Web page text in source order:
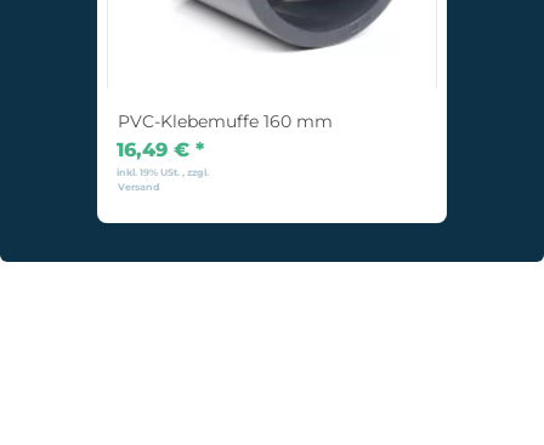
PVC-Klebemuffe 160 mm
16,49 € *
inkl. 19% USt. , zzgl.
Versand